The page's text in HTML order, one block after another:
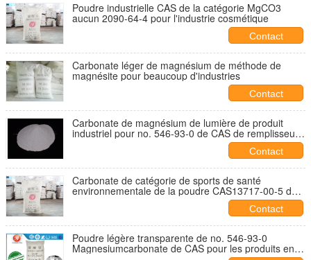
Poudre industrielle CAS de la catégorie MgCO3
aucun 2090-64-4 pour l'industrie cosmétique
Contact
Carbonate léger de magnésium de méthode de
magnésite pour beaucoup d'industries
Contact
Carbonate de magnésium de lumière de produit
industriel pour no. 546-93-0 de CAS de remplisseur
Contact
Carbonate de catégorie de sports de santé
environnementale de la poudre CAS13717-00-5 de
Contact
Poudre légère transparente de no. 546-93-0
Magnesiumcarbonate de CAS pour les produits en